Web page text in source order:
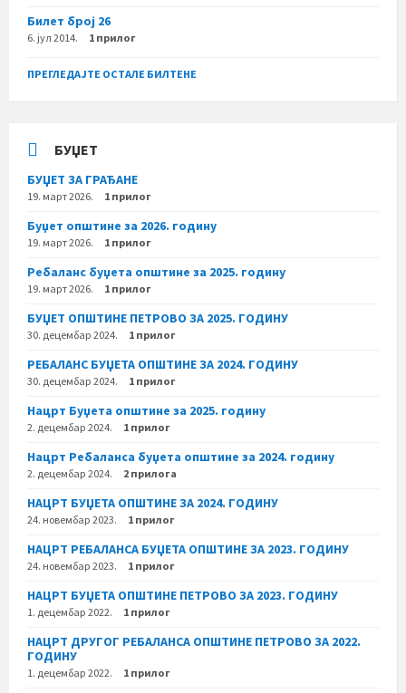
Билет број 26
6. јул 2014. 1 прилог
ПРЕГЛЕДАЈТЕ ОСТАЛЕ БИЛТЕНЕ
БУЏЕТ
БУЏЕТ ЗА ГРАЂАНЕ
19. март 2026. 1 прилог
Буџет општине за 2026. годину
19. март 2026. 1 прилог
Ребаланс буџета општине за 2025. годину
19. март 2026. 1 прилог
БУЏЕТ ОПШТИНЕ ПЕТРОВО ЗА 2025. ГОДИНУ
30. децембар 2024. 1 прилог
РЕБАЛАНС БУЏЕТА ОПШТИНЕ ЗА 2024. ГОДИНУ
30. децембар 2024. 1 прилог
Нацрт Буџета општине за 2025. годину
2. децембар 2024. 1 прилог
Нацрт Ребаланса буџета општине за 2024. годину
2. децембар 2024. 2 прилога
НАЦРТ БУЏЕТА ОПШТИНЕ ЗА 2024. ГОДИНУ
24. новембар 2023. 1 прилог
НАЦРТ РЕБАЛАНСА БУЏЕТА ОПШТИНЕ ЗА 2023. ГОДИНУ
24. новембар 2023. 1 прилог
НАЦРТ БУЏЕТА ОПШТИНЕ ПЕТРОВО ЗА 2023. ГОДИНУ
1. децембар 2022. 1 прилог
НАЦРТ ДРУГОГ РЕБАЛАНСА ОПШТИНЕ ПЕТРОВО ЗА 2022.
ГОДИНУ
1. децембар 2022. 1 прилог